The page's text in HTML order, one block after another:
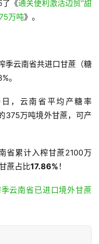
了《通关便利激活边贸“甜
万吨》。
云南省共进口甘蔗（糖
。
，云南省平均产糖率
375万吨境外甘蔗，可产
省累计入榨甘蔗2100万
蔗占比17.86% ！
云南省已进口境外甘蔗